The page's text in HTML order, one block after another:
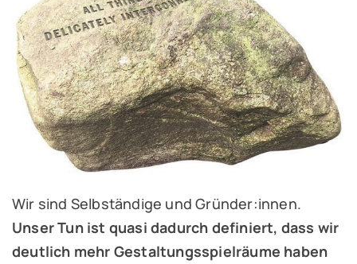
Wir sind Selbständige und Gründer:innen.
Unser Tun ist quasi dadurch definiert, dass wir
deutlich mehr Gestaltungsspielräume haben